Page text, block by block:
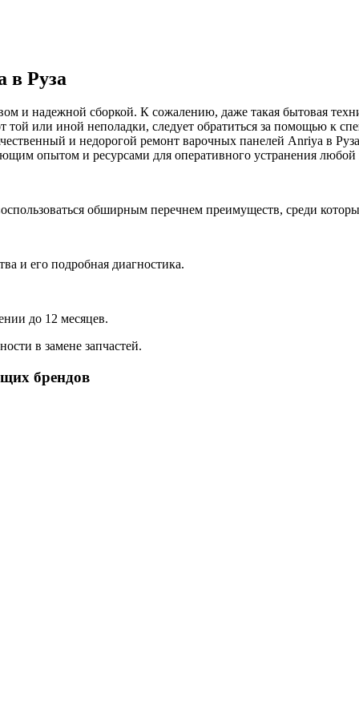
в Руза
и надежной сборкой. К сожалению, даже такая бытовая
той или иной неполадки, следует обратиться за помощью к
и недорогой ремонт варочных панелей Anriya в
опытом и ресурсами для оперативного устранения
обширным перечнем преимуществ, среди
и его подробная диагностика.
до 12 месяцев.
в замене запчастей.
брендов